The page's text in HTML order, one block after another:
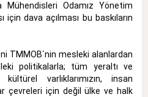
Mühendisleri Odamız Yönetim
için dava açılması bu baskıların
TMMOB`nin mesleki alanlardan
politikalarla; tüm yeraltı ve
varlıklarımızın, insan
çevreleri için değil ülke ve halk